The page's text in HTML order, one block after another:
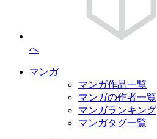
へ
マンガ
マンガ作品一覧
マンガの作者一覧
マンガランキング
マンガタグ一覧